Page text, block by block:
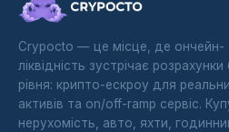
Crypocto — це місце, де ончейн-
ліквідність зустрічає розрахунки
рівня: крипто-ескроу для
активів та on/off-ramp сервіс.
нерухомість, авто, яхти,